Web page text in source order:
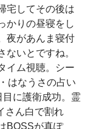
宅してその後は
かりの昼寝をし
夜があんま寝付
ないとですね。
イム視聴。シー
はなうさの占い
に護衛成功。霊
さん白で割れ
BOSSが真ぽ